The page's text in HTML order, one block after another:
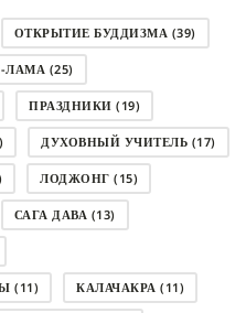
ОТКРЫТИЕ БУДДИЗМА (39)
ЛАМА (25)
ПРАЗДНИКИ (19)
ДУХОВНЫЙ УЧИТЕЛЬ (17)
ЛОДЖОНГ (15)
САГА ДАВА (13)
(11) КАЛАЧАКРА (11)